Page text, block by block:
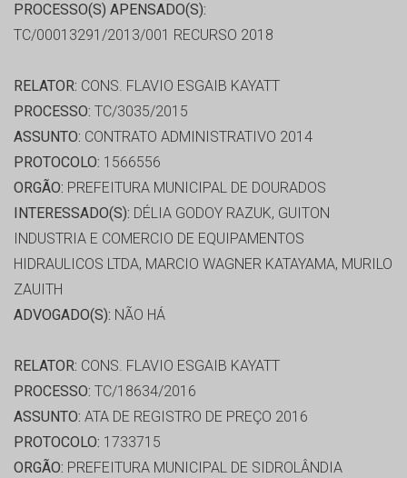
PROCESSO(S) APENSADO(S):
TC/00013291/2013/001 RECURSO 2018
RELATOR: CONS. FLAVIO ESGAIB KAYATT
PROCESSO: TC/3035/2015
ASSUNTO: CONTRATO ADMINISTRATIVO 2014
PROTOCOLO: 1566556
ORGÃO: PREFEITURA MUNICIPAL DE DOURADOS
INTERESSADO(S): DÉLIA GODOY RAZUK, GUITON
INDUSTRIA E COMERCIO DE EQUIPAMENTOS
HIDRAULICOS LTDA, MARCIO WAGNER KATAYAMA, MURILO
ZAUITH
ADVOGADO(S): NÃO HÁ
RELATOR: CONS. FLAVIO ESGAIB KAYATT
PROCESSO: TC/18634/2016
ASSUNTO: ATA DE REGISTRO DE PREÇO 2016
PROTOCOLO: 1733715
ORGÃO: PREFEITURA MUNICIPAL DE SIDROLÂNDIA